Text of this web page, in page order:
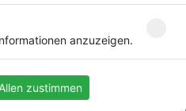
Ihr Business nach vorn!
anzuzeigen.
Allen zustimmen